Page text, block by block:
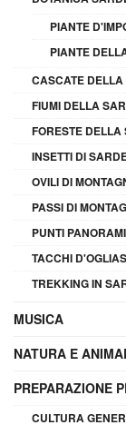
PIANTE
PIANTE
CASCATE
FIUMI DELLA
FORESTE
INSETTI DI
OVILI DI
PASSI DI
PUNTI
TACCHI
TREKKING IN
MUSICA
NATURA E
PREPARAZIONE
CULTURA